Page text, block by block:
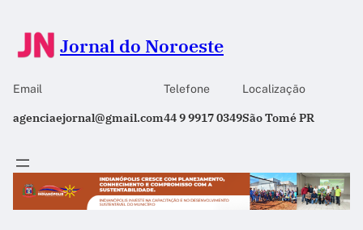
Jornal do Noroeste
Email
agenciaejornal@gmail.com
Telefone
44 9 9917 0349
Localização
São Tomé PR